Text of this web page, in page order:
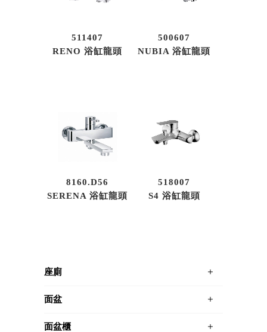
511407
RENO 浴缸龍頭
500607
NUBIA 浴缸龍頭
8160.D56
SERENA 浴缸龍頭
518007
S4 浴缸龍頭
座廁
面盆
面盆櫃